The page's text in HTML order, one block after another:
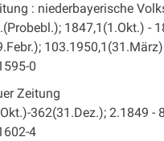
: niederbayerische
1847,1(1.Okt.) -
0
Zeitung
362(31.Dez.); 2.1849 -
4